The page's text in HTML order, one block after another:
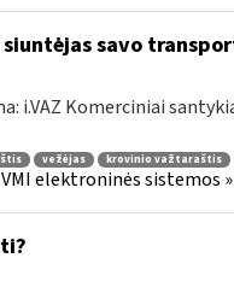
savo
i.VAZ Komerciniai
vežėjas krovinio važtaraštis
VMI elektroninės sistemos »